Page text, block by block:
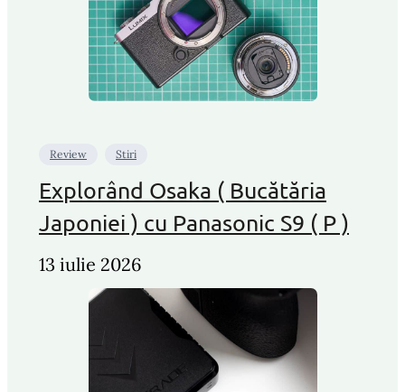
Review Stiri
Explorând Osaka ( Bucătăria
Japoniei ) cu Panasonic S9 ( P )
13 iulie 2026